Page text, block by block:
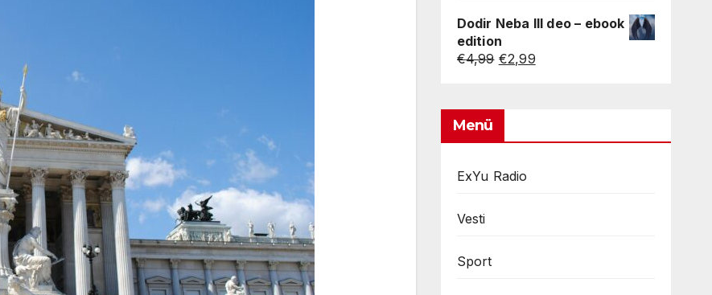
was:
€4,99.
is:
€2,99.
Dodir Neba III deo – ebook
edition
€4,99 Original
€4,99.
€2,99Current
Menü
ExYu Radio
Vesti
Sport